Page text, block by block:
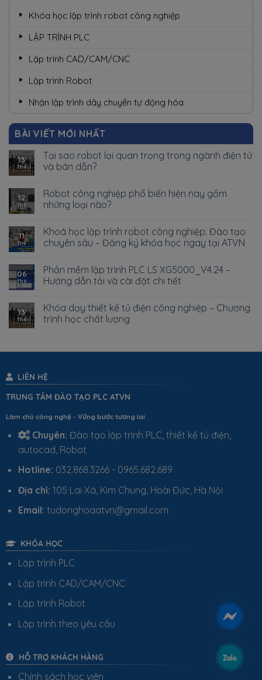
Khóa học lập trình robot công nghiệp
LẬP TRÌNH PLC
Lập trình CAD/CAM/CNC
Lập trình Robot
Nhận lập trình dây chuyền tự động hóa
BÀI VIẾT MỚI NHẤT
13
Th9
Tại sao robot lại quan trọng trong ngành điện tử
và bán dẫn?
12
Th9
Robot công nghiệp phổ biến hiện nay gồm
những loại nào?
11
Th9
Khoá học lập trình robot công nghiệp: Đào tạo
chuyên sâu – Đăng ký khóa học ngay tại ATVN
06
Th9
Phần mềm lập trình PLC LS XG5000_V4.24 –
Hướng dẫn tải và cài đặt chi tiết
13
Th6
Khóa dạy thiết kế tủ điện công nghiệp – Chương
trình học chất lượng
LIÊN HỆ
TRUNG TÂM ĐÀO TẠO PLC ATVN
Làm chủ công nghệ - Vững bước tương lai
Chuyên: Đào tạo lập trình PLC, thiết kế tủ điện,
autocad, Robot
Hotline: 032.868.3266 - 0965.682.689
Địa chỉ: 105 Lai Xá, Kim Chung, Hoài Đức, Hà Nội
Email: tudonghoaatvn@gmail.com
KHÓA HỌC
Lập trình PLC
Lập trình CAD/CAM/CNC
Lập trình Robot
Lập trình theo yêu cầu
HỖ TRỢ KHÁCH HÀNG
Chính sách học viên